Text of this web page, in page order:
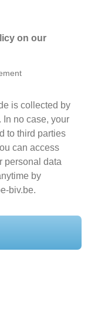
on our
is collected by
In no case, your
to third parties
can access
personal data
by
biv.be.